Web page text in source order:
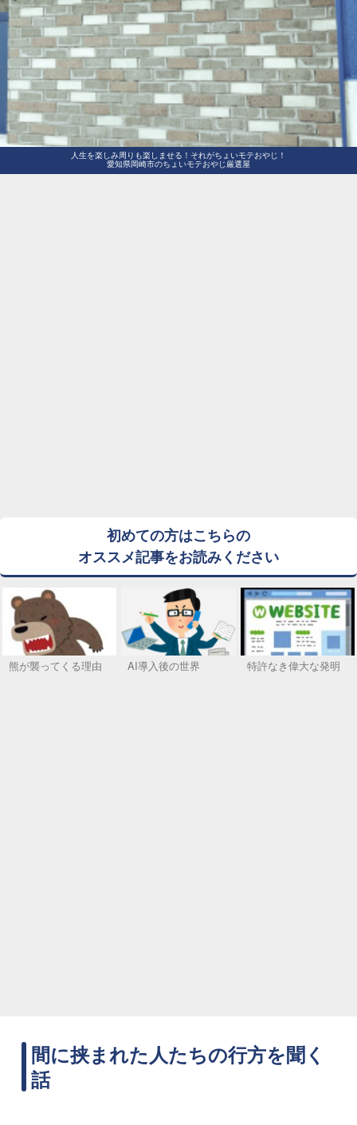
人生を楽しみ周りも楽しませる！それがちょいモテおやじ！
愛知県岡崎市のちょいモテおやじ厳選屋
初めての方はこちらの
オススメ記事をお読みください
熊が襲ってくる理由 AI導入後の世界 特許なき偉大な発明
間に挟まれた人たちの行方を聞く
話